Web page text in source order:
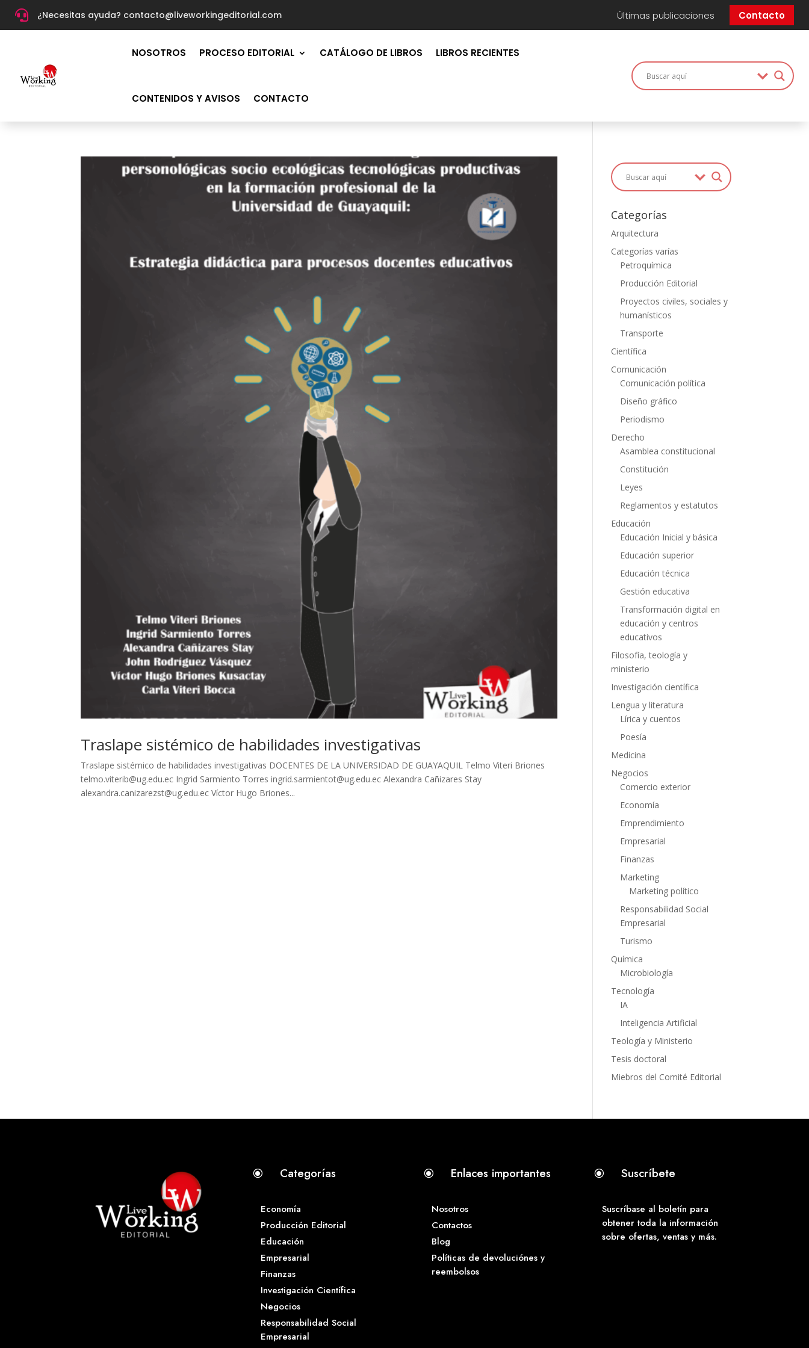
 ¿Necesitas ayuda? contacto@liveworkingeditorial.com Últimas publicaciones Contacto
NOSOTROS PROCESO EDITORIAL CATÁLOGO DE LIBROS LIBROS RECIENTES
CONTENIDOS Y AVISOS CONTACTO
Traslape sistémico de habilidades investigativas
Traslape sistémico de habilidades investigativas DOCENTES DE LA UNIVERSIDAD DE GUAYAQUIL Telmo Viteri Briones
telmo.viterib@ug.edu.ec Ingrid Sarmiento Torres ingrid.sarmientot@ug.edu.ec Alexandra Cañizares Stay
alexandra.canizarezst@ug.edu.ec Víctor Hugo Briones...
Categorías
Arquitectura
Categorías varías
Petroquímica
Producción Editorial
Proyectos civiles, sociales y
humanísticos
Transporte
Científica
Comunicación
Comunicación política
Diseño gráfico
Periodismo
Derecho
Asamblea constitucional
Constitución
Leyes
Reglamentos y estatutos
Educación
Educación Inicial y básica
Educación superior
Educación técnica
Gestión educativa
Transformación digital en
educación y centros
educativos
Filosofía, teología y
ministerio
Investigación científica
Lengua y literatura
Lírica y cuentos
Poesía
Medicina
Negocios
Comercio exterior
Economía
Emprendimiento
Empresarial
Finanzas
Marketing
Marketing político
Responsabilidad Social
Empresarial
Turismo
Química
Microbiología
Tecnología
IA
Inteligencia Artificial
Teología y Ministerio
Tesis doctoral
Miebros del Comité Editorial
\ Categorías
Economía
Producción Editorial
Educación
Empresarial
Finanzas
Investigación Científica
Negocios
Responsabilidad Social
Empresarial
\ Enlaces importantes
Nosotros
Contactos
Blog
Políticas de devoluciónes y
reembolsos
\ Suscríbete
Suscríbase al boletín para
obtener toda la información
sobre ofertas, ventas y más.